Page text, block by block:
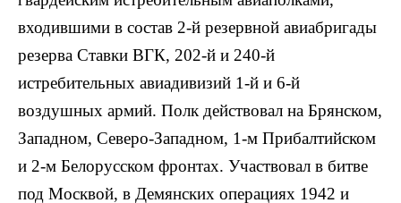
входившими в состав 2-й резервной авиабригады
резерва Ставки ВГК, 202-й и 240-й
истребительных авиадивизий 1-й и 6-й
воздушных армий. Полк действовал на Брянском,
Западном, Северо-Западном, 1-м Прибалтийском
и 2-м Белорусском фронтах. Участвовал в битве
под Москвой, в Демянских операциях 1942 и